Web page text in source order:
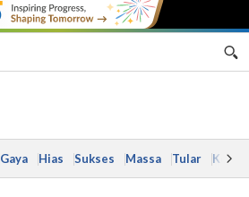
Gaya Hias Sukses Massa Tular Kes